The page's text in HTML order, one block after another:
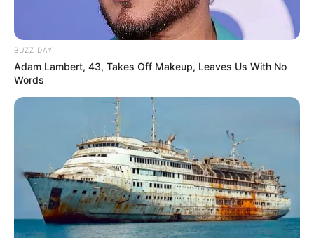
BUZZ DAY
Adam Lambert, 43, Takes Off Makeup, Leaves Us With No
Words